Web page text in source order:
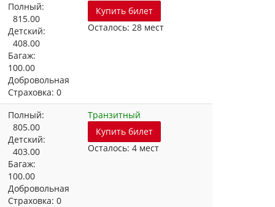
Полный:
815.00
Детский:
408.00
Багаж:
100.00
Добровольная
Страховка: 0
Купить билет
Осталось: 28 мест
Полный:
805.00
Детский:
403.00
Багаж:
100.00
Добровольная
Страховка: 0
Транзитный
Купить билет
Осталось: 4 мест